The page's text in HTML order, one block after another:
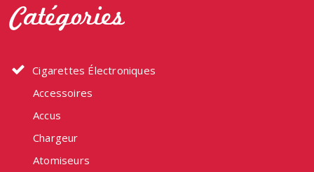
page
Catégories
Cigarettes Électroniques
Accessoires
Accus
Chargeur
Atomiseurs